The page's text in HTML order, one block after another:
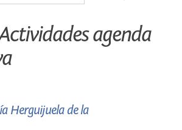
agenda
Herguijuela de la